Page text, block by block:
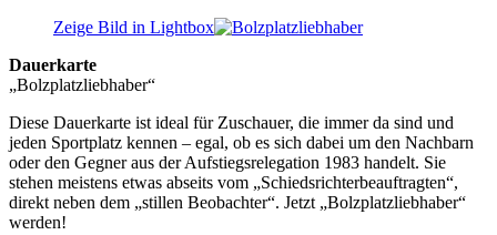
Zeige Bild in Lightbox
Dauerkarte
„Bolzplatzliebhaber“
Diese Dauerkarte ist ideal für Zuschauer, die immer da sind und
jeden Sportplatz kennen – egal, ob es sich dabei um den Nachbarn
oder den Gegner aus der Aufstiegsrelegation 1983 handelt. Sie
stehen meistens etwas abseits vom „Schiedsrichterbeauftragten“,
direkt neben dem „stillen Beobachter“. Jetzt „Bolzplatzliebhaber“
werden!